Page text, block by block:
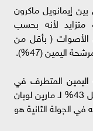
بين إيمانويل ماكرون
لأنه بحسب
ماكرون بـ 53% من الأصوات ( بأقل من
اليمين (47%).
اليمين المتطرف في
الجولة الثانية فإنه سيفوز بنسبة 57% مقابل 43% لـ مارين لوبان
في الجولة الثانية هو